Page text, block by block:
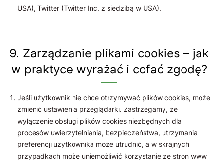
USA), Twitter (Twitter Inc. z siedzibą w USA).
9. Zarządzanie plikami cookies – jak
w praktyce wyrażać i cofać zgodę?
Jeśli użytkownik nie chce otrzymywać plików cookies, może
zmienić ustawienia przeglądarki. Zastrzegamy, że
wyłączenie obsługi plików cookies niezbędnych dla
procesów uwierzytelniania, bezpieczeństwa, utrzymania
preferencji użytkownika może utrudnić, a w skrajnych
przypadkach może uniemożliwić korzystanie ze stron www